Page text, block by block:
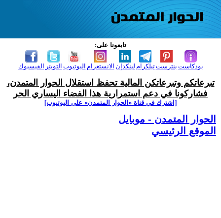
تابعونا على:
الفيسبوك التويتر اليوتيوب الانستغرام لينكدإن تيلكرامبنترست بودكاست
تبرعاتكم وتبرعاتكن المالية تحفظ استقلال الحوار المتمدن،
فشاركونا في دعم استمرارية هذا الفضاء اليساري الحر
[اشترك في قناة ‫«الحوار المتمدن» على اليوتيوب]
الحوار المتمدن - موبايل
الموقع الرئيسي